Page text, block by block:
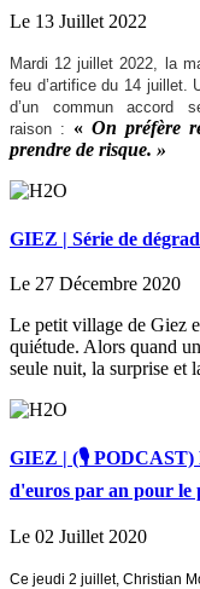
Le 13 Juillet 2022
Mardi 12 juillet 2022, la
feu d’artifice du 14 juillet.
d’un commun accord
raison : «On préfère
prendre de risque. »
GIEZ | Série de
Le 27 Décembre 2020
Le petit village de Giez
quiétude. Alors quand
seule nuit, la surprise et
GIEZ | (🎙️ PODCAST)
d'euros par an pour le
Le 02 Juillet 2020
Ce jeudi 2 juillet, Christian